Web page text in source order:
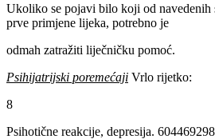
Ukoliko se pojavi bilo koji od
prve primjene lijeka, potrebno je
odmah zatražiti liječničku pomoć.
Psihijatrijski poremećaji Vrlo rijetko:
8
Psihotične reakcije, depresija.